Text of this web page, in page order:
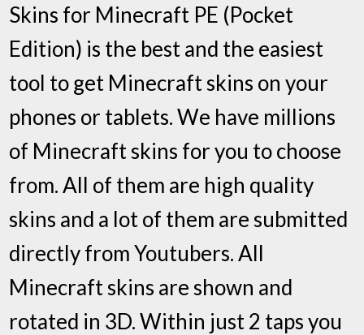
Skins for Minecraft PE (Pocket
Edition) is the best and the easiest
tool to get Minecraft skins on your
phones or tablets. We have millions
of Minecraft skins for you to choose
from. All of them are high quality
skins and a lot of them are submitted
directly from Youtubers. All
Minecraft skins are shown and
rotated in 3D. Within just 2 taps you